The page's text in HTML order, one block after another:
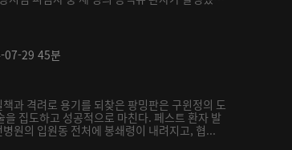
07-29 45분
과 격려로 용기를 되찾은 팡밍판은 구윈정의 도
을 집도하고 성공적으로 마친다. 페스트 환자 발
병원의 입원동 전처에 봉쇄령이 내려지고, 협...